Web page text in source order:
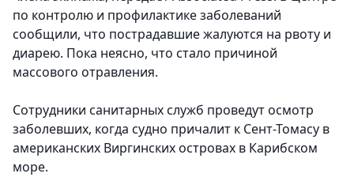
по контролю и профилактике заболеваний
сообщили, что пострадавшие жалуются на рвоту и
диарею. Пока неясно, что стало причиной
массового отравления.
Сотрудники санитарных служб проведут осмотр
заболевших, когда судно причалит к Сент-Томасу в
американских Виргинских островах в Карибском
море.